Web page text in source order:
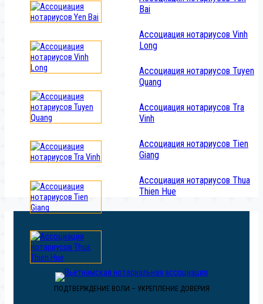
Bai
Ассоциация нотариусов Vinh
Long
Ассоциация нотариусов Tuyen
Quang
Ассоциация нотариусов Tra
Vinh
Ассоциация нотариусов Tien
Giang
Ассоциация нотариусов Thua
Thien Hue
ПОДТВЕРЖДЕНИЕ ВОЛИ – УКРЕПЛЕНИЕ ДОВЕРИЯ